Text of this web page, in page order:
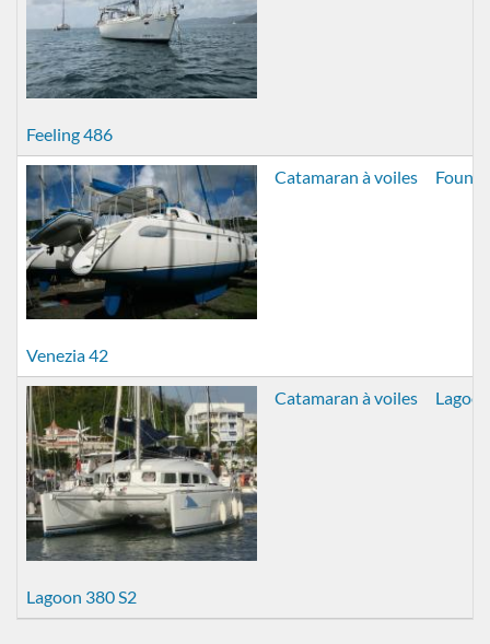
Feeling 486
Venezia 42
Catamaran à voiles
Lagoon 380 S2
Catamaran à voiles Lagoon